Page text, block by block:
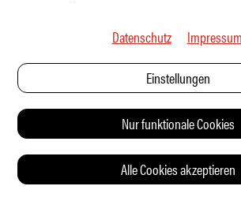
Datenschutz Impressum
Einstellungen
Nur funktionale Cookies
Alle Cookies akzeptieren